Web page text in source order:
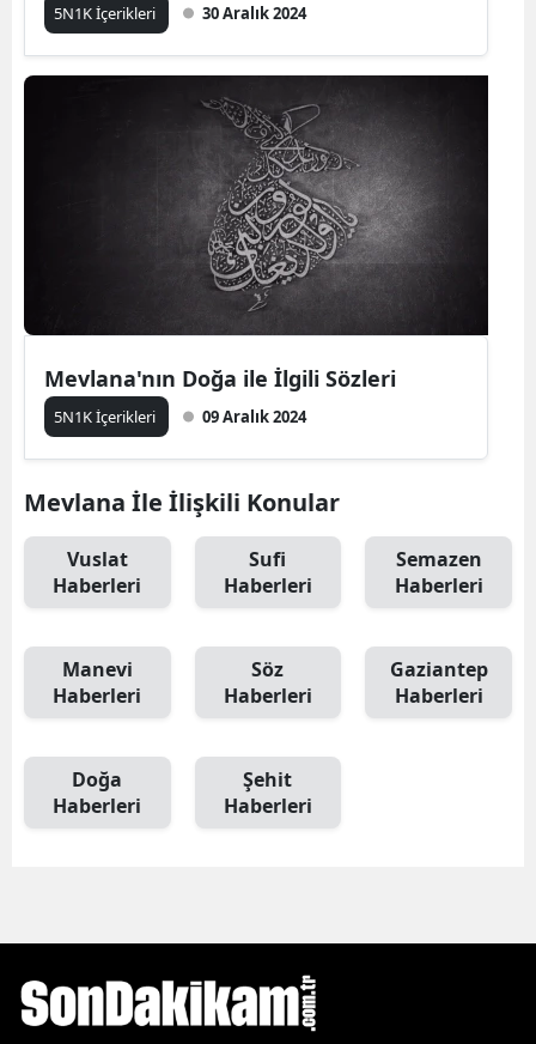
5N1K İçerikleri 30 Aralık 2024
Mevlana'nın Doğa ile İlgili Sözleri
5N1K İçerikleri 09 Aralık 2024
Mevlana İle İlişkili Konular
Vuslat
Haberleri
Sufi
Haberleri
Semazen
Haberleri
Manevi
Haberleri
Söz
Haberleri
Gaziantep
Haberleri
Doğa
Haberleri
Şehit
Haberleri